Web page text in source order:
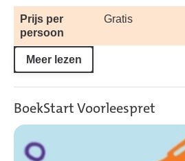
Prijs per
persoon
Gratis
Meer lezen
BoekStart Voorleespret